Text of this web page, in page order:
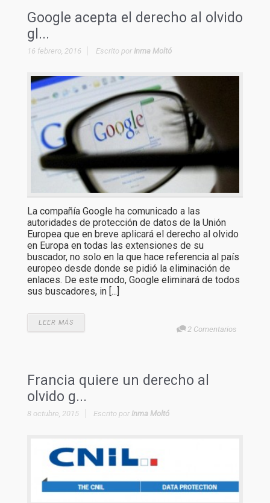
Google acepta el derecho al olvido
gl...
16 febrero, 2016 Escrito por Inma Moltó
La compañía Google ha comunicado a las
autoridades de protección de datos de la Unión
Europea que en breve aplicará el derecho al olvido
en Europa en todas las extensiones de su
buscador, no solo en la que hace referencia al país
europeo desde donde se pidió la eliminación de
enlaces. De este modo, Google eliminará de todos
sus buscadores, in [...]
LEER MÁS
2 Comentarios
Francia quiere un derecho al
olvido g...
8 octubre, 2015 Escrito por Inma Moltó